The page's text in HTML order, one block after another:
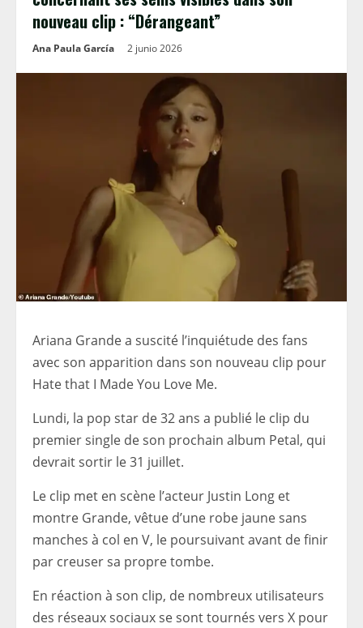
nouveau clip : “Dérangeant”
Ana Paula García 2 junio 2026
Ariana Grande a suscité l’inquiétude des fans
avec son apparition dans son nouveau clip pour
Hate that I Made You Love Me.
Lundi, la pop star de 32 ans a publié le clip du
premier single de son prochain album Petal, qui
devrait sortir le 31 juillet.
Le clip met en scène l’acteur Justin Long et
montre Grande, vêtue d’une robe jaune sans
manches à col en V, le poursuivant avant de finir
par creuser sa propre tombe.
En réaction à son clip, de nombreux utilisateurs
des réseaux sociaux se sont tournés vers X pour